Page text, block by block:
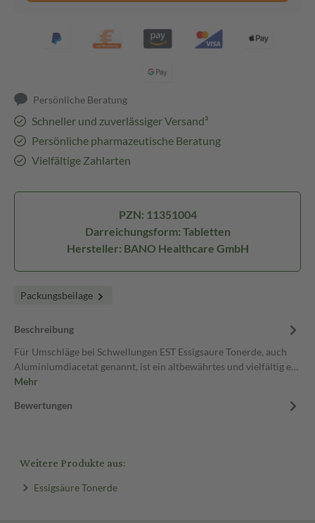
Persönliche Beratung
Schneller und zuverlässiger Versand³
Persönliche pharmazeutische Beratung
Vielfältige Zahlarten
PZN: 11351004
Darreichungsform: Tabletten
Hersteller: BANO Healthcare GmbH
Packungsbeilage
Beschreibung
Für Umschläge bei Schwellungen EST Essigsaure Tonerde, auch
Aluminiumdiacetat genannt, ist ein altbewährtes und vielfältig e…
Mehr
Bewertungen
Weitere Produkte aus:
Essigsäure Tonerde